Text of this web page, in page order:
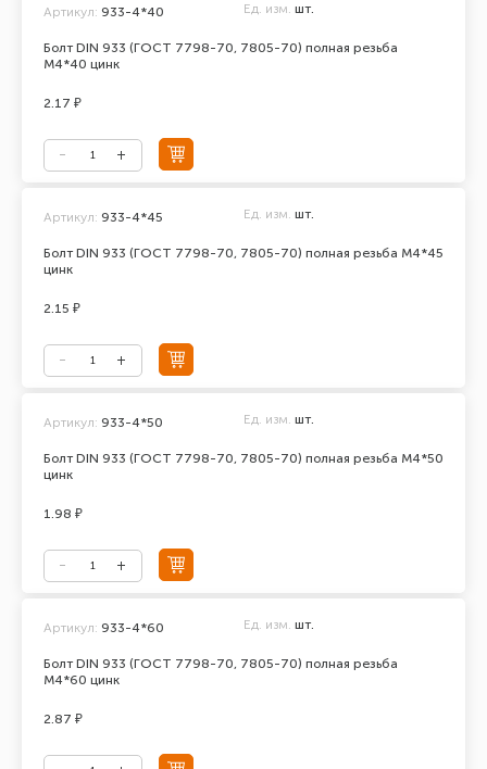
Болт DIN 933 (ГОСТ 7798-70, 7805-70) полная резьба
М4*40 цинк
Артикул: 933-4*40 Ед. изм. шт.
2.17 ₽
Болт DIN 933 (ГОСТ 7798-70, 7805-70) полная резьба М4*45
цинк
Артикул: 933-4*45 Ед. изм. шт.
2.15 ₽
Болт DIN 933 (ГОСТ 7798-70, 7805-70) полная резьба М4*50
цинк
Артикул: 933-4*50 Ед. изм. шт.
1.98 ₽
Болт DIN 933 (ГОСТ 7798-70, 7805-70) полная резьба
М4*60 цинк
Артикул: 933-4*60 Ед. изм. шт.
2.87 ₽